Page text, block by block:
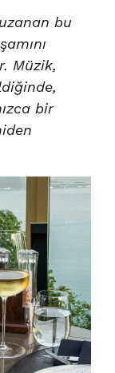
bu
Müzik,
bir